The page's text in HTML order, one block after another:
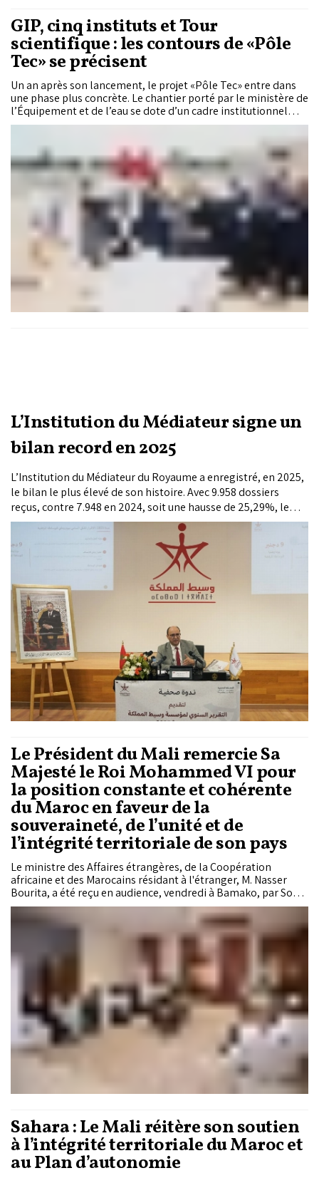
GIP, cinq instituts et Tour
scientifique : les contours de «Pôle
Tec» se précisent
Un an après son lancement, le projet «Pôle Tec» entre dans
une phase plus concrète. Le chantier porté par le ministère de
l’Équipement et de l’eau se dote d’un cadre institutionnel
sous la forme d’un Groupement d’intérêt public et décline
désormais ses priorités scientifiques à travers cinq instituts
spécialisés. Sur le campus de l’École Hassania des travaux
publics à Casablanca, le lancement des travaux de la Tour
scientifique, appelé à devenir son principal ancrage physique,
ainsi que la présentation de neuf premiers projets de
recherche donnent corps à cette nouvelle étape. Les détails.
L’Institution du Médiateur signe un
bilan record en 2025
L’Institution du Médiateur du Royaume a enregistré, en 2025,
le bilan le plus élevé de son histoire. Avec 9.958 dossiers
reçus, contre 7.948 en 2024, soit une hausse de 25,29%, le
rapport annuel de l’Institution met en évidence une
progression soutenue des sollicitations qui lui sont
adressées. Présenté jeudi à Rabat, il fait également état de
9.006 dossiers traités et de 1.653 décisions de règlement,
traduisant le renforcement de la présence de cette
institution constitutionnelle au sein du système national de
gouvernance.
Le Président du Mali remercie Sa
Majesté le Roi Mohammed VI pour
la position constante et cohérente
du Maroc en faveur de la
souveraineté, de l’unité et de
l’intégrité territoriale de son pays
Le ministre des Affaires étrangères, de la Coopération
africaine et des Marocains résidant à l'étranger, M. Nasser
Bourita, a été reçu en audience, vendredi à Bamako, par Son
Excellence, le Général d’armée Assimi Goita, Président de la
Transition, Chef de l’Etat de la République du Mali.
Sahara : Le Mali réitère son soutien
à l’intégrité territoriale du Maroc et
au Plan d’autonomie